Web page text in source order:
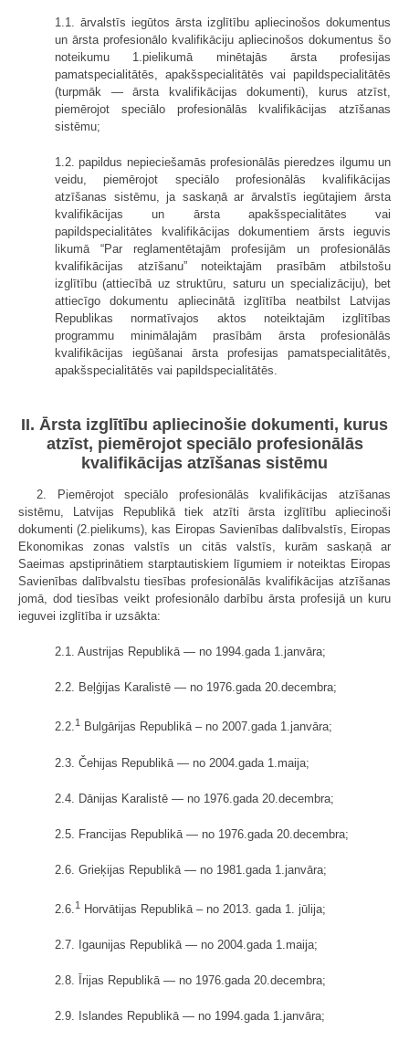
1.1. ārvalstīs iegūtos ārsta izglītību apliecinošos dokumentus
un ārsta profesionālo kvalifikāciju apliecinošos dokumentus šo
noteikumu 1.pielikumā minētajās ārsta profesijas
pamatspecialitātēs, apakšspecialitātēs vai papildspecialitātēs
(turpmāk — ārsta kvalifikācijas dokumenti), kurus atzīst,
piemērojot speciālo profesionālās kvalifikācijas atzīšanas
sistēmu;
1.2. papildus nepieciešamās profesionālās pieredzes ilgumu un
veidu, piemērojot speciālo profesionālās kvalifikācijas
atzīšanas sistēmu, ja saskaņā ar ārvalstīs iegūtajiem ārsta
kvalifikācijas un ārsta apakšspecialitātes vai
papildspecialitātes kvalifikācijas dokumentiem ārsts ieguvis
likumā “Par reglamentētajām profesijām un profesionālās
kvalifikācijas atzīšanu” noteiktajām prasībām atbilstošu
izglītību (attiecībā uz struktūru, saturu un specializāciju), bet
attiecīgo dokumentu apliecinātā izglītība neatbilst Latvijas
Republikas normatīvajos aktos noteiktajām izglītības
programmu mini­mālajām prasībām ārsta profesionālās
kvalifikācijas iegūšanai ārsta profesijas pamatspecialitātēs,
apakšspecialitātēs vai papildspecialitātēs.
II. Ārsta izglītību apliecinošie dokumenti, kurus
atzīst, piemērojot speciālo profesionālās
kvalifikācijas atzīšanas sistēmu
2. Piemērojot speciālo profesionālās kvalifikācijas atzīšanas
sistēmu, Latvijas Republikā tiek atzīti ārsta izglītību apliecinoši
dokumenti (2.pielikums), kas Eiropas Savienības dalībvalstīs, Eiropas
Ekonomikas zonas valstīs un citās valstīs, kurām saskaņā ar
Saeimas apstiprinātiem starptautiskiem līgumiem ir noteiktas Eiropas
Savienības dalībvalstu tiesības profesionālās kvalifikācijas atzīšanas
jomā, dod tiesības veikt profesionālo darbību ārsta profesijā un kuru
ieguvei izglītība ir uzsākta:
2.1. Austrijas Republikā — no 1994.gada 1.janvāra;
2.2. Beļģijas Karalistē — no 1976.gada 20.decembra;
2.2.1 Bulgārijas Republikā – no 2007.gada 1.janvāra;
2.3. Čehijas Republikā — no 2004.gada 1.maija;
2.4. Dānijas Karalistē — no 1976.gada 20.decembra;
2.5. Francijas Republikā — no 1976.gada 20.decembra;
2.6. Grieķijas Republikā — no 1981.gada 1.janvāra;
2.6. 1 Horvātijas Republikā – no 2013. gada 1. jūlija;
2.7. Igaunijas Republikā — no 2004.gada 1.maija;
2.8. Īrijas Republikā — no 1976.gada 20.decembra;
2.9. Islandes Republikā — no 1994.gada 1.janvāra;